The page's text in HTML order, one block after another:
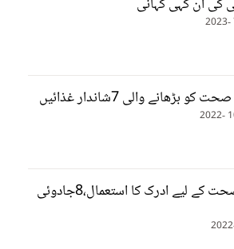
کی ان کہی کہانی
کو بڑھانے والی 7شاندار غذائیں
بہتر صحت کے لیے ادرک کا استعمال،8جادوئی